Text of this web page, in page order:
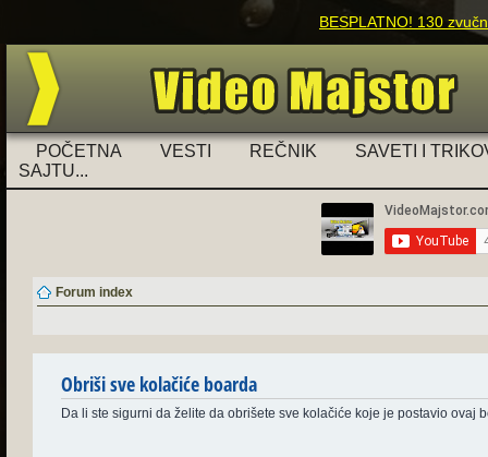
BESPLATNO! 130
POČETNA VESTI REČNIK
SAVETI I
SAJTU...
Forum index
Obriši sve kolačiće boarda
Da li ste sigurni da želite da obrišete sve kolačiće koje je postavio ovaj